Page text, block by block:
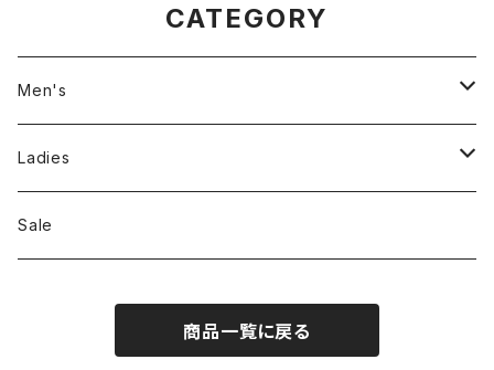
CATEGORY
Men's
Jackson Matisse
ILL180°
Ladies
Unfil
Sale
商品一覧に戻る